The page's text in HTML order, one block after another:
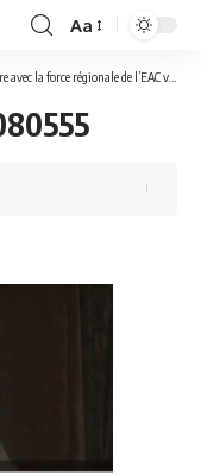
Font
Resizer
Aa
l’EAC vers fin juin 2023.( Point de presse depuis Gaborone)